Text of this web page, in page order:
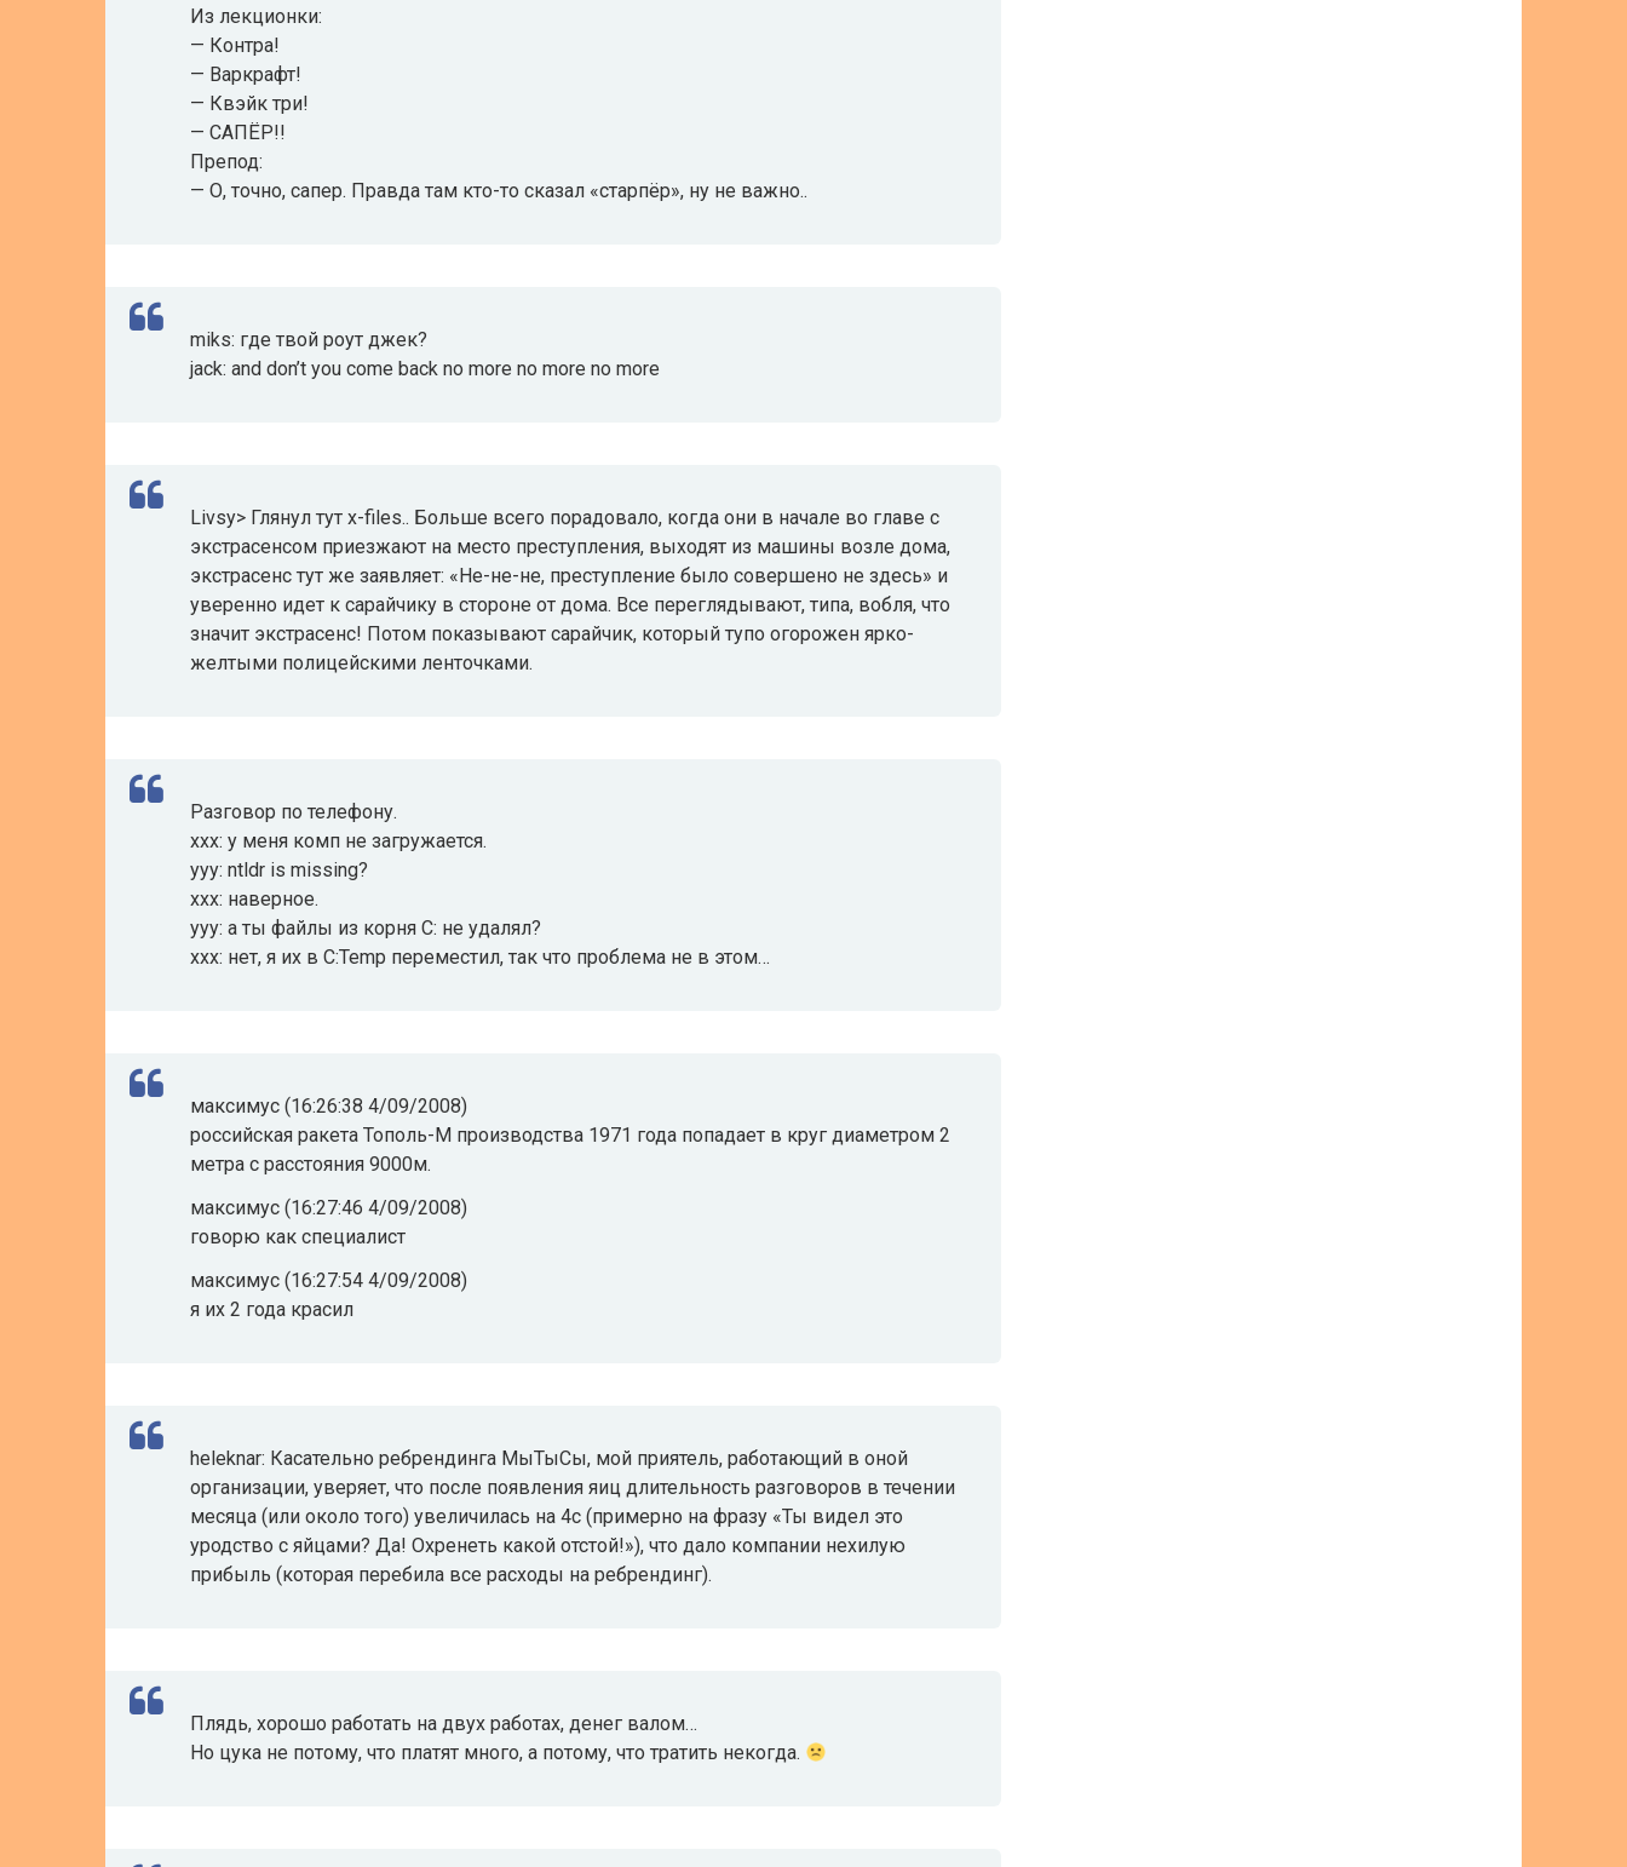
Из лекционки:
— Контра!
— Варкрафт!
— Квэйк три!
— САПЁР!!
Препод:
— О, точно, сапер. Правда там кто-то сказал «старпёр», ну не важно..
miks: где твой роут джек?
jack: and don’t you come back no more no more no more
Livsy> Глянул тут x-files.. Больше всего порадовало, когда они в начале во главе с
экстрасенсом приезжают на место преступления, выходят из машины возле дома,
экстрасенс тут же заявляет: «Не-не-не, преступление было совершено не здесь» и
уверенно идет к сарайчику в стороне от дома. Все переглядывают, типа, вобля, что
значит экстрасенс! Потом показывают сарайчик, который тупо огорожен ярко-
желтыми полицейскими ленточками.
Разговор по телефону.
ххх: у меня комп не загружается.
yyy: ntldr is missing?
xxx: наверное.
yyy: а ты файлы из корня С: не удалял?
xxx: нет, я их в С:Temp переместил, так что проблема не в этом…
максимус (16:26:38 4/09/2008)
российская ракета Тополь-М производства 1971 года попадает в круг диаметром 2
метра с расстояния 9000м.
максимус (16:27:46 4/09/2008)
говорю как специалист
максимус (16:27:54 4/09/2008)
я их 2 года красил
heleknar: Касательно ребрендинга МыТыСы, мой приятель, работающий в оной
организации, уверяет, что после появления яиц длительность разговоров в течении
месяца (или около того) увеличилась на 4с (примерно на фразу «Ты видел это
уродство с яйцами? Да! Охренеть какой отстой!»), что дало компании нехилую
прибыль (которая перебила все расходы на ребрендинг).
Плядь, хорошо работать на двух работах, денег валом…
Но цука не потому, что платят много, а потому, что тратить некогда.